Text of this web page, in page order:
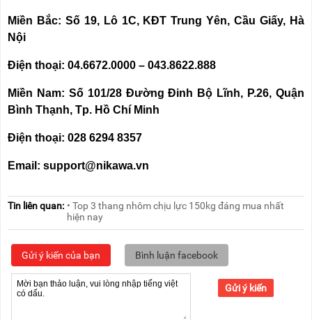
Miền Bắc: Số 19, Lô 1C, KĐT Trung Yên, Cầu Giấy, Hà
Nội
Điện thoại: 04.6672.0000 – 043.8622.888
Miền Nam: Số 101/28 Đường Đinh Bộ Lĩnh, P.26, Quận
Bình Thạnh, Tp. Hồ Chí Minh
Điện thoại: 028 6294 8357
Email: support@nikawa.vn
Tin liên quan: • Top 3 thang nhôm chịu lực 150kg đáng mua nhất
hiện nay
Gửi ý kiến của bạn Bình luận facebook
Gửi ý kiến